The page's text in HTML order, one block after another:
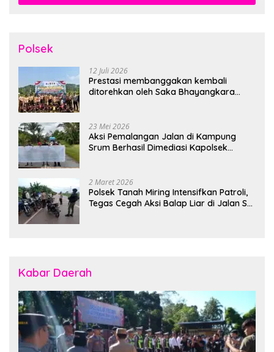
Polsek
12 Juli 2026
Prestasi membanggakan kembali
ditorehkan oleh Saka Bhayangkara
23 Mei 2026
Aksi Pemalangan Jalan di Kampung
Srum Berhasil Dimediasi Kapolsek
2 Maret 2026
Polsek Tanah Miring Intensifkan Patroli,
Tegas Cegah Aksi Balap Liar di Jalan SP
Kabar Daerah